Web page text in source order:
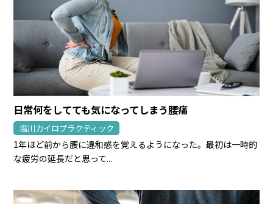
日常何をしてても気になってしまう腰痛
塩川カイロプラクティック
1年ほど前から腰に違和感を覚えるようになった。最初は一時的
な疲労の延長だと思って...